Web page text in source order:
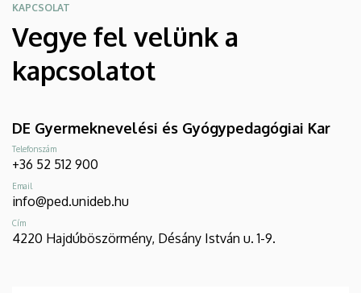
KAPCSOLAT
Vegye fel velünk a
kapcsolatot
DE Gyermeknevelési és Gyógypedagógiai Kar
Telefonszám
+36 52 512 900
Email
info@ped.unideb.hu
Cím
4220 Hajdúböszörmény, Désány István u. 1-9.